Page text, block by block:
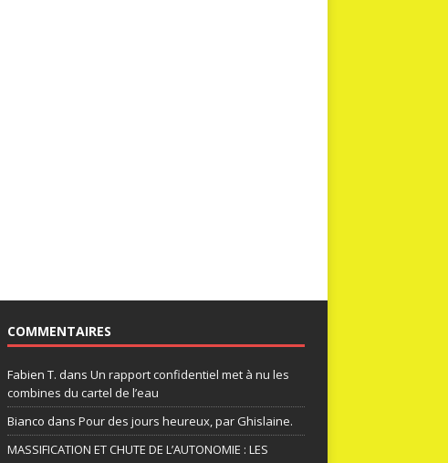
COMMENTAIRES
Fabien T. dans Un rapport confidentiel met à nu les
combines du cartel de l’eau
Bianco dans Pour des jours heureux, par Ghislaine.
MASSIFICATION ET CHUTE DE L’AUTONOMIE : LES